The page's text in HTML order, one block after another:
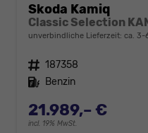
Skoda Kamiq
unverbindliche Lieferzeit: ca. 3-
Fahrzeugnr. 187358
Kraftstoff Benzin
21.989,– €
incl. 19% MwSt.